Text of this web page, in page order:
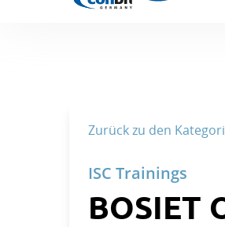
Zurück zu den
BOSIET